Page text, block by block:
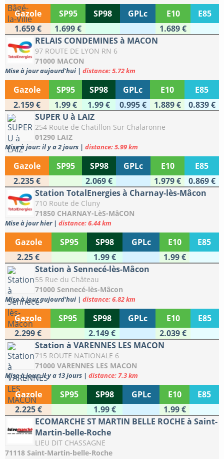
Gazole SP95 SP98 GPLc E10
E85
1.659 €
1.699 €
1.689 €
RELAIS CONDEMINES à MACON
97 ROUTE DE LYON RN 6
71000 MACON
Mise à jour aujourd'hui | distance: 5.72 km
Gazole SP95 SP98 GPLc E10
E85
2.159 €
1.99 € 1.99 € 0.995 € 1.889 €
0.839 €
SUPER U à LAIZ
254 Route de Chatillon Sur Chalaronne
01290 LAIZ
Mise à jour: il y a 2 jours | distance: 5.99 km
Gazole SP95 SP98 GPLc E10
E85
2.235 €
2.069 € 1.979 €
0.869 €
Station TotalEnergies à Charnay-lès-Mâcon
710 Route de Cluny
71850 CHARNAY-LèS-MâCON
Mise à jour hier | distance: 6.44 km
Gazole SP95 SP98 GPLc E10
E85
2.25 €
1.99 €
1.99 €
Station à Sennecé-lès-Mâcon
55 Rue du Château
71000 Sennecé-lès-Mâcon
Mise à jour aujourd'hui | distance: 6.82 km
Gazole SP95 SP98 GPLc E10
E85
2.299 €
2.149 €
2.039 €
Station à VARENNES LES MACON
715 ROUTE NATIONALE 6
71000 VARENNES LES MACON
Mise à jour: il y a 13 jours | distance: 7.3 km
Gazole SP95 SP98 GPLc E10
E85
2.225 €
1.99 €
1.99 €
ECOMARCHE ST MARTIN BELLE ROCHE à Saint-
Martin-belle-Roche
LIEU DIT CHASSAGNE
71118 Saint-Martin-belle-Roche